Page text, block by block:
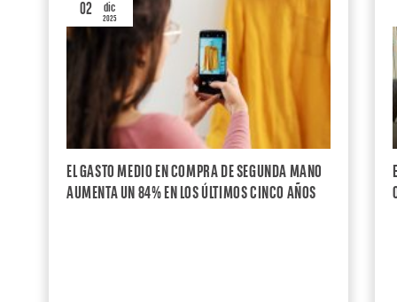
02 dic
2025
EL GASTO MEDIO EN COMPRA DE SEGUNDA MANO
AUMENTA UN 84% EN LOS ÚLTIMOS CINCO AÑOS